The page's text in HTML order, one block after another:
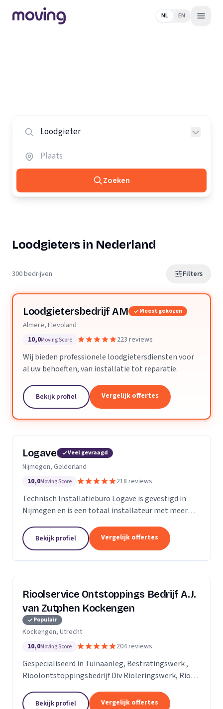
NL EN
Zoeken
Loodgieters in Nederland
300 bedrijven Filters
Loodgietersbedrijf AM Meest gekozen
Almere, Flevoland
10,0Moving Score 223 reviews
Wij bieden professionele loodgietersdiensten voor
al uw behoeften, van installatie tot reparatie.
Bekijk profiel Vergelijk offertes
Logave Veel gevraagd
Nijmegen, Gelderland
10,0Moving Score 218 reviews
Technisch Installatieburo Logave is gevestigd in
Nijmegen en is een totaal installateur met meer
cv-combiketels, maar zijn gespecialiseerd in de...
Bekijk profiel Vergelijk offertes
Rioolservice Ontstoppings Bedrijf A.J.
van Zutphen Kockengen
Populair
Kockengen, Utrecht
10,0Moving Score 204 reviews
Gespecialiseerd in Tuinaanleg, Bestratingswerk ,
Rioolontstoppingsbedrijf Div Rioleringswerk, Riool
vervangen. Rioolcamera, Riooldetectie...
Bekijk profiel Vergelijk offertes